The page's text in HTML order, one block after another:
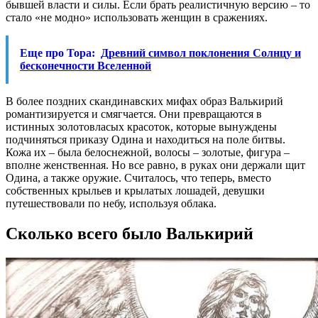
бывшей власти и силы. Если брать реалистичную версию – то
стало «не модно» использовать женщин в сражениях.
Еще про Тора: Древний символ поклонения Солнцу и
бесконечности Вселенной
В более поздних скандинавских мифах образ Валькирий
романтизируется и смягчается. Они превращаются в
истинных золотовласых красоток, которые вынуждены
подчиняться приказу Одина и находиться на поле битвы.
Кожа их – была белоснежной, волосы – золотые, фигура –
вполне женственная. Но все равно, в руках они держали щит
Одина, а также оружие. Считалось, что теперь, вместо
собственных крыльев и крылатых лошадей, девушки
путешествовали по небу, используя облака.
Сколько всего было Валькирий